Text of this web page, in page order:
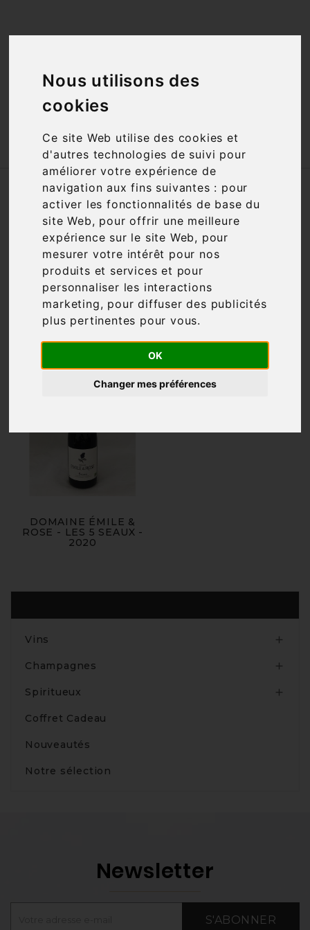
Nous utilisons des
cookies
Ce site Web utilise des cookies et
d'autres technologies de suivi pour
améliorer votre expérience de
navigation aux fins suivantes : pour
activer les fonctionnalités de base du
site Web, pour offrir une meilleure
expérience sur le site Web, pour
mesurer votre intérêt pour nos
produits et services et pour
personnaliser les interactions
marketing, pour diffuser des publicités
plus pertinentes pour vous.
OK
Changer mes préférences
Accueil Vins Cépage Carignan Noir
Filtre 1 article
Pertinence 
DOMAINE ÉMILE &
ROSE - LES 5 SEAUX -
2020
Vins 
Champagnes 
Spiritueux 
Coffret Cadeau
Nouveautés
Notre sélection
Newsletter
S'ABONNER